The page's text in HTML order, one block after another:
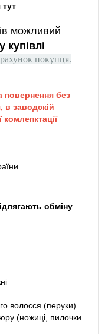
можливий
купівлі
рахунок покупця.
повернення без
в заводскій
обміну
волосся (перуки)
(ножиці, пилочки